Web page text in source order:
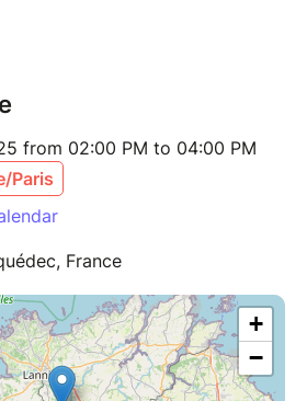
from 02:00 PM to 04:00 PM
Paris
France
+
−